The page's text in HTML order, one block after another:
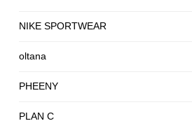
NIKE SPORTWEAR
oltana
PHEENY
PLAN C